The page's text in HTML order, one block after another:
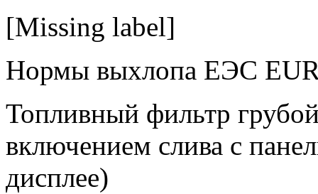
[Missing label]
Нормы выхлопа ЕЭС
Топливный фильтр
включением слива c
дисплее)